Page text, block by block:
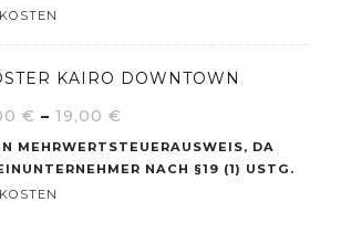
KAIRO DOWNTOWN
€ – 19,00 €
MEHRWERTSTEUERAUSWEIS, DA
NACH §19 (1) USTG.